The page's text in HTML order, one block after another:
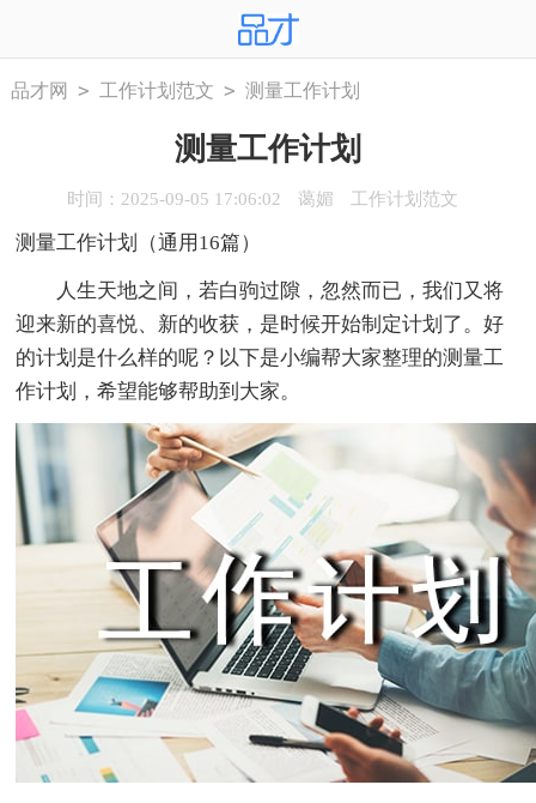
品才网 > 工作计划范文 > 测量工作计划
测量工作计划
时间：2025-09-05 17:06:02 蔼媚 工作计划范文
测量工作计划（通用16篇）
人生天地之间，若白驹过隙，忽然而已，我们又将
迎来新的喜悦、新的收获，是时候开始制定计划了。好
的计划是什么样的呢？以下是小编帮大家整理的测量工
作计划，希望能够帮助到大家。